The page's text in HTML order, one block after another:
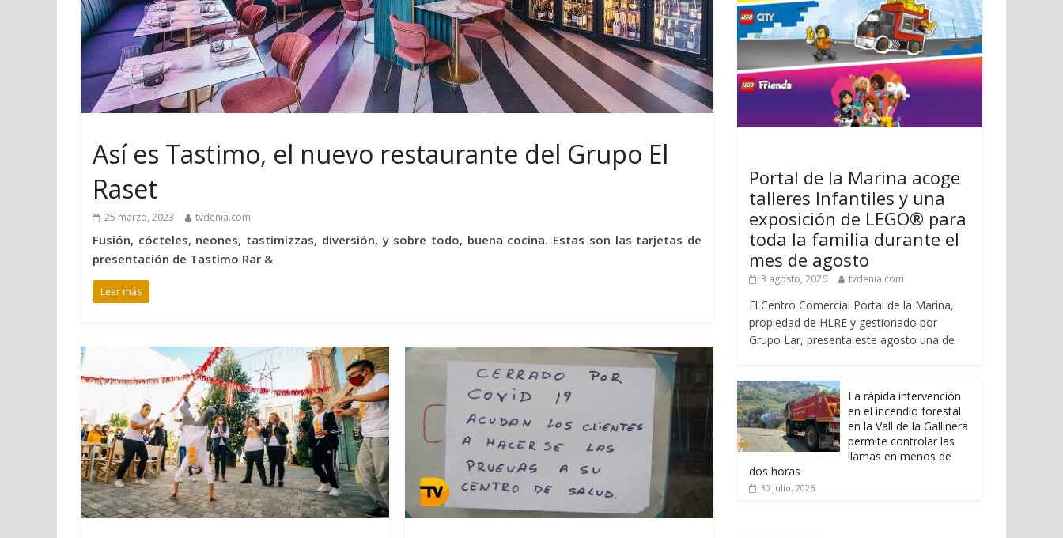
Así es Tastimo, el nuevo restaurante del Grupo El
Raset
25 marzo, 2023 tvdenia.com
Fusión, cócteles, neones, tastimizzas, diversión, y sobre todo, buena cocina. Estas son las tarjetas de
presentación de Tastimo Rar &
Leer más
Portal de la Marina acoge
talleres Infantiles y una
exposición de LEGO® para
toda la familia durante el
mes de agosto
3 agosto, 2026 tvdenia.com
El Centro Comercial Portal de la Marina,
propiedad de HLRE y gestionado por
Grupo Lar, presenta este agosto una de
La rápida intervención
en el incendio forestal
en la Vall de la Gallinera
permite controlar las
llamas en menos de
dos horas
30 julio, 2026